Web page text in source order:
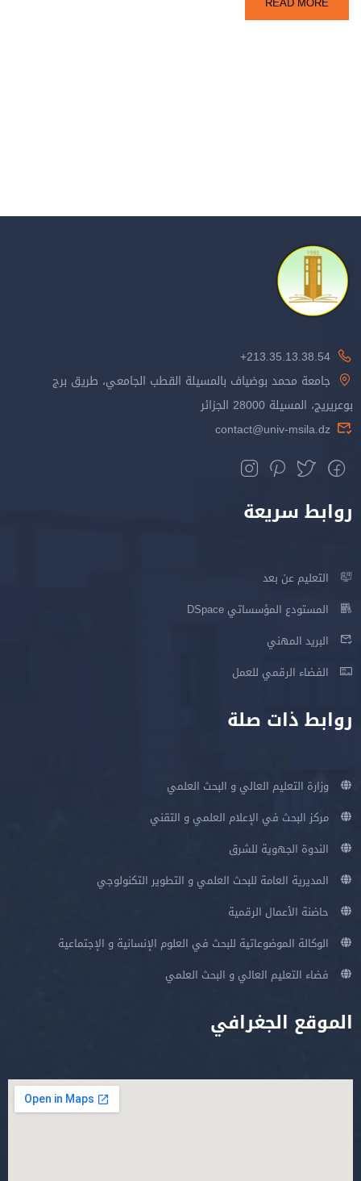
213.35.13.38.54+
جامعة محمد بوضياف بالمسيلة القطب الجامعي، طريق برج
بوعريريج، المسيلة 28000 الجزائر
contact@univ-msila.dz
روابط سريعة
التعليم عن بعد
المستودع المؤسساتي DSpace
البريد المهني
الفضاء الرقمي للعمل
روابط ذات صلة
وزارة التعليم العالي و البحث العلمي
مركز البحث في الإعلام العلمي و التقني
الندوة الجهوية للشرق
المديرية العامة للبحث العلمي و التطوير التكنولوجي
حاضنة الأعمال الرقمية
الوكالة الموضوعاتية للبحث في العلوم الإنسانية و الإجتماعية
فضاء التعليم العالي و البحث العلمي
الموقع الجغرافي